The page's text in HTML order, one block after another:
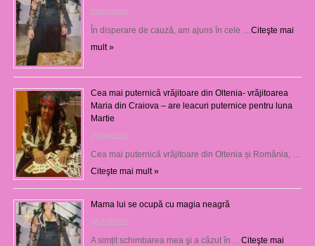
22/07/2026
În disperare de cauză, am ajuns în cele … Citeşte mai
mult »
Cea mai puternică vrăjitoare din Oltenia- vrăjitoarea
Maria din Craiova – are leacuri puternice pentru luna
Martie
25/03/2026
Cea mai puternică vrăjitoare din Oltenia și România, …
Citeşte mai mult »
Mama lui se ocupă cu magia neagră
05/12/2025
A simțit schimbarea mea şi a căzut în … Citeşte mai